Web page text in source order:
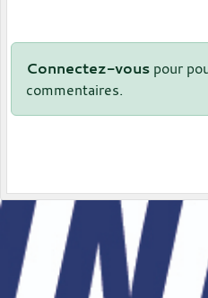
Connectez-vous pour
commentaires.